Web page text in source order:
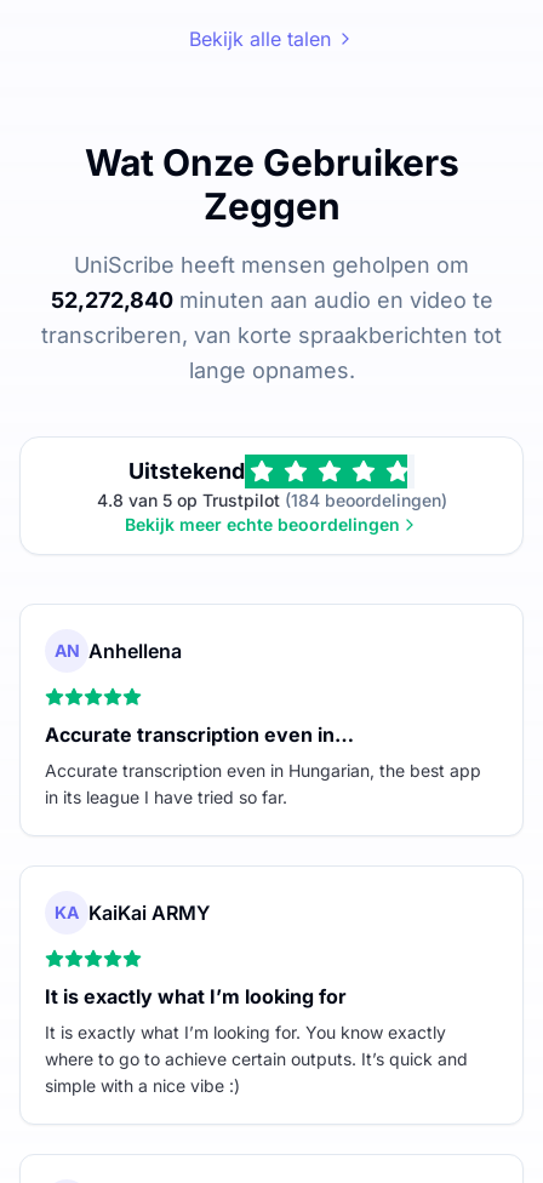
Bekijk alle talen
Wat Onze Gebruikers
Zeggen
UniScribe heeft mensen geholpen om
52,272,840minuten aan audio en video te
transcriberen, van korte spraakberichten tot
lange opnames.
Uitstekend
4.8 van 5 op Trustpilot(184 beoordelingen)
Bekijk meer echte beoordelingen
AN Anhellena
Accurate transcription even in…
Accurate transcription even in Hungarian, the best app
in its league I have tried so far.
KA KaiKai ARMY
It is exactly what I’m looking for
It is exactly what I’m looking for. You know exactly
where to go to achieve certain outputs. It’s quick and
simple with a nice vibe :)